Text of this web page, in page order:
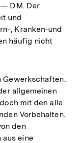
DM. Der
und
, Kranken-und
häufig nicht
Gewerkschaften.
allgemeinen
mit den alle
Vorbehalten.
den
eine